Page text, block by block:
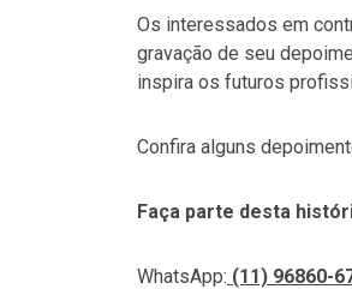
Os interessados em
gravação de seu
inspira os futuros
Confira alguns
Faça parte desta
WhatsApp: (11) 96860-